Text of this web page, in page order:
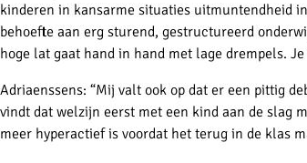
kinderen in kansarme situaties uitmuntendheid
behoefte aan erg sturend, gestructureerd
hoge lat gaat hand in hand met lage drempels.
Adriaenssens: “Mij valt ook op dat er een pittig
vindt dat welzijn eerst met een kind aan de slag
meer hyperactief is voordat het terug in de klas